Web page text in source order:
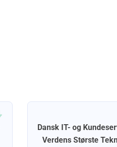
Dansk IT- og
Verdens Største